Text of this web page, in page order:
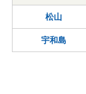
松山
宇和島